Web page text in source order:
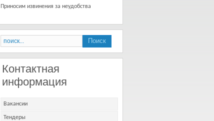
Приносим извинения за неудобства
Контактная
информация
Вакансии
Тендеры